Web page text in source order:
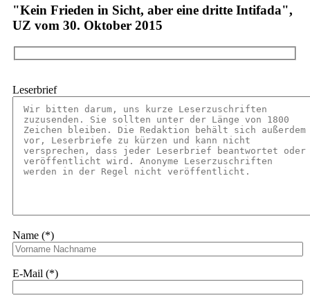
"Kein Frieden in Sicht, aber eine dritte Intifada",
UZ vom 30. Oktober 2015
Leserbrief
Name (*)
E-Mail (*)